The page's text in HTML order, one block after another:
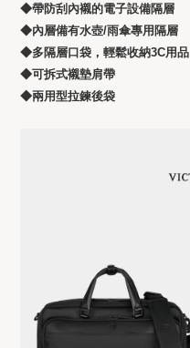
◆帶防刮內襯的電子設備隔層
◆內層備有水壺/雨傘專用隔層
◆多隔層口袋，輕鬆收納3C用品
◆可拆式襯墊肩帶
◆兩用型拉鍊後袋